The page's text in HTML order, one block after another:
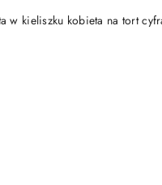
w kieliszku kobieta na tort